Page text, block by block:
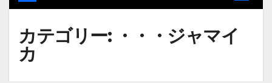
カテゴリー: ・・・ジャマイ
カ